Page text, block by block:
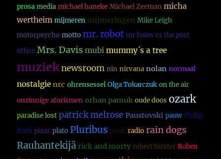
prosa media michael haneke Michael Zeeman micha
wertheim mijmeren mijmeringen Mike Leigh
motorpsycho motto mr. robot mr bates vs the post
office Mrs. Davis mubi mummy´s a tree
muzieknewsroom nin nirvana nolan normaal
nostalgie nrc ohrensessel Olga Tokarczuk on the air
onzinnige aforismen orhan pamuk oude doos ozark
paradise lost patrick melrose Paustovski pauw Philip
Roth pixar plato Pluribus punk radio rain dogs
Rauhantekijä rick and morty robert forster Ruben